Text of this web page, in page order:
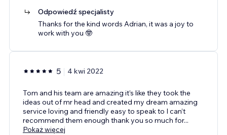
Odpowiedź specjalisty
Thanks for the kind words Adrian, it was a joy to
work with you 🤓
5 4 kwi 2022
Tom and his team are amazing it’s like they took the
ideas out of mr head and created my dream amazing
service loving and friendly easy to speak to I can’t
recommend them enough thank you so much for...
Pokaż więcej